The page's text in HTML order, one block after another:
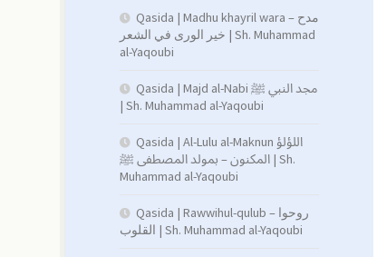
Qasida | Madhu khayril wara – مدح
خير الورى في الشعر | Sh. Muhammad
al-Yaqoubi
Qasida | Majd al-Nabi مجد النبي ﷺ
| Sh. Muhammad al-Yaqoubi
Qasida | Al-Lulu al-Maknun اللؤلؤ
المكنون – بمولد المصطفى ﷺ | Sh.
Muhammad al-Yaqoubi
Qasida | Rawwihul-qulub – روحوا
القلوب | Sh. Muhammad al-Yaqoubi